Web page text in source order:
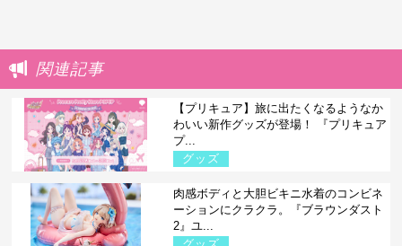
関連記事
【プリキュア】旅に出たくなるようなか
わいい新作グッズが登場！ 『プリキュア
プ...
グッズ
肉感ボディと大胆ビキニ水着のコンビネ
ーションにクラクラ。『ブラウンダスト
2』ユ...